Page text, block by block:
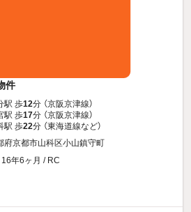
件
駅 歩12分 （京阪京津線）
駅 歩17分 （京阪京津線）
駅 歩22分 （東海道線など）
府京都市山科区小山鎮守町
年6ヶ月 / RC